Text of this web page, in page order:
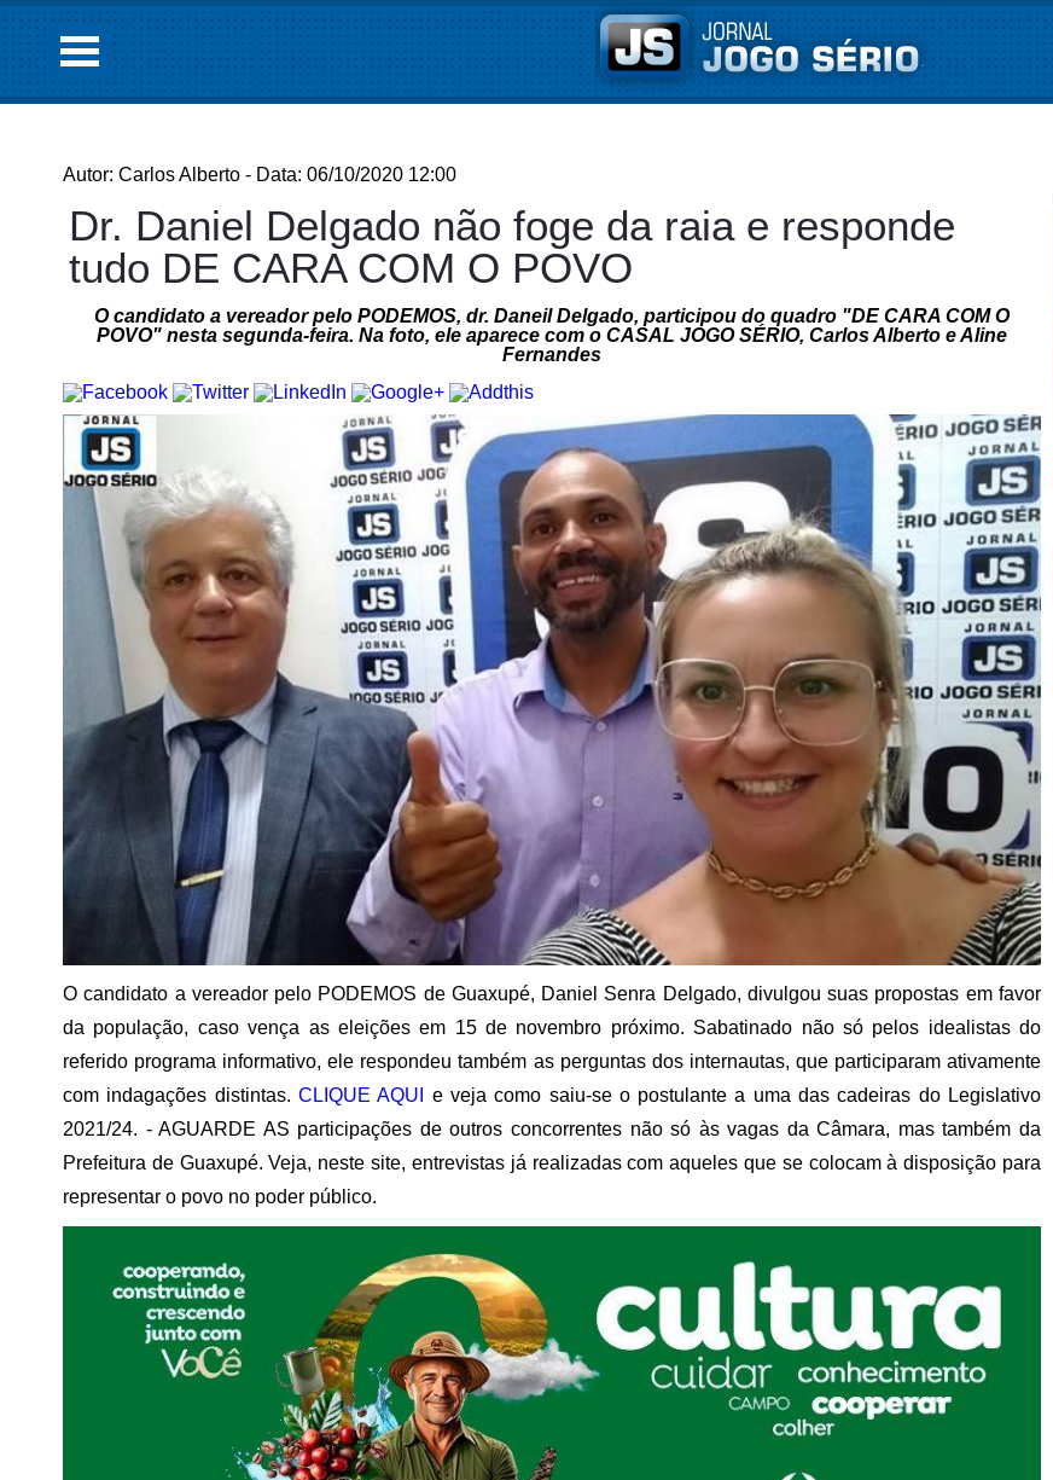
Autor: Carlos Alberto - Data: 06/10/2020 12:00
Dr. Daniel Delgado não foge da raia e responde
tudo DE CARA COM O POVO
O candidato a vereador pelo PODEMOS, dr. Daneil Delgado, participou do quadro "DE CARA COM O
POVO" nesta segunda-feira. Na foto, ele aparece com o CASAL JOGO SÉRIO, Carlos Alberto e Aline
Fernandes
O candidato a vereador pelo PODEMOS de Guaxupé, Daniel Senra Delgado, divulgou suas propostas em favor
da população, caso vença as eleições em 15 de novembro próximo. Sabatinado não só pelos idealistas do
referido programa informativo, ele respondeu também as perguntas dos internautas, que participaram ativamente
com indagações distintas. CLIQUE AQUI
e veja como saiu-se o postulante a uma das cadeiras do Legislativo
2021/24. - AGUARDE AS participações de outros concorrentes não só às vagas da Câmara, mas também da
Prefeitura de Guaxupé. Veja, neste site, entrevistas já realizadas com aqueles que se colocam à disposição para
representar o povo no poder público.